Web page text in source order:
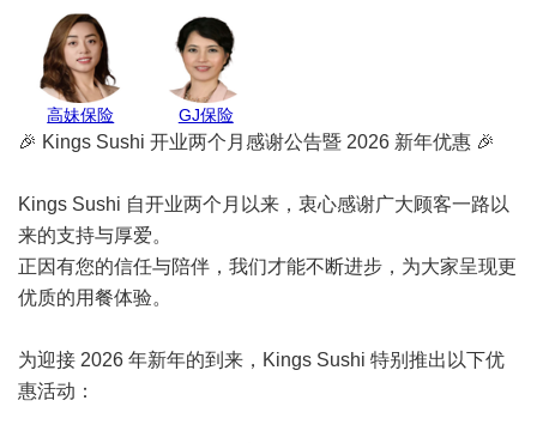
Belinda保险 安心家地产
🎉 Kings Sushi 开业两个月感谢公告暨 2026 新年优惠 🎉
Kings Sushi 自开业两个月以来，衷心感谢广大顾客一路以
来的支持与厚爱。
正因有您的信任与陪伴，我们才能不断进步，为大家呈现更
优质的用餐体验。
为迎接 2026 年新年的到来，Kings Sushi 特别推出以下优
惠活动：